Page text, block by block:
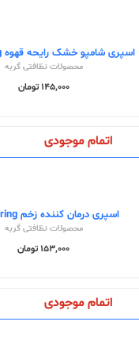
اسپری شامپو خشک رایحه قهوه Red spring
محصولات نظافتی گربه
145,000 تومان
اتمام موجودی
اسپری درمان کننده زخم Red spring
محصولات نظافتی گربه
153,000 تومان
اتمام موجودی